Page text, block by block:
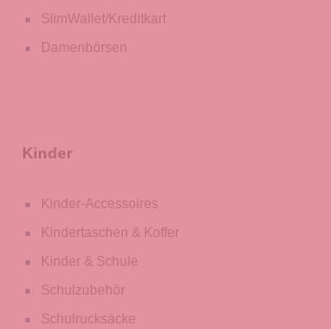
SlimWallet/Kreditkart
Damenbörsen
Kinder
Kinder-Accessoires
Kindertaschen & Koffer
Kinder & Schule
Schulzubehör
Schulrucksäcke